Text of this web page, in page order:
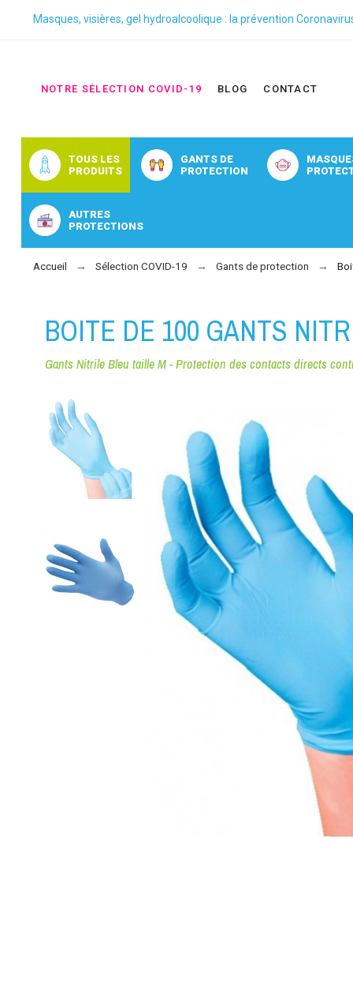
Masques, visières, gel hydroalcoolique : la prévention
NOTRE SÉLECTION COVID-19 BLOG CONTACT
TOUS LES
PRODUITS
GANTS DE
PROTECTION
AUTRES
PROTECTIONS
Accueil Sélection COVID-19 Gants de protection
BOITE DE 100 GANTS
Gants Nitrile Bleu taille M - Protection des contacts directs